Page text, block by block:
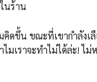
นร้าน
ขึ้น ขณะที่เขากำลังเลื
ราจะทำไม่ได้ล่ะ! ไม่